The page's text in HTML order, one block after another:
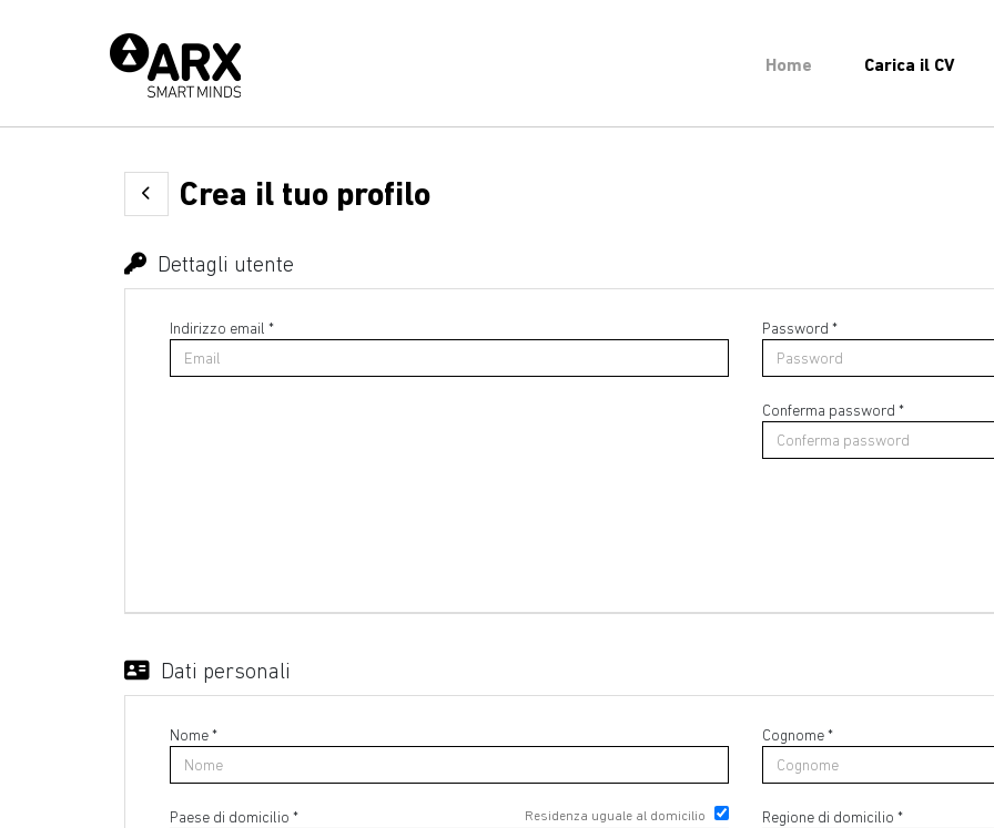
Home Carica il CV
Crea il tuo profilo
Dettagli utente
Indirizzo email * Password *
Conferma password *
Dati personali
Nome * Cognome *
Paese di domicilio * Residenza uguale al domicilio Regione di domicilio *